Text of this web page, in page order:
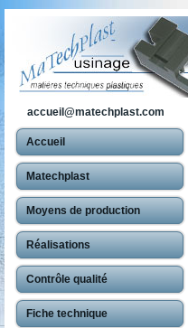
accueil@matechplast.com
Accueil
Matechplast
Moyens de production
Réalisations
Contrôle qualité
Fiche technique